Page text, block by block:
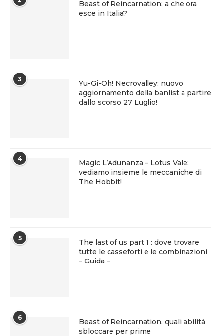
Beast of Reincarnation: a che ora
esce in Italia?
3
Yu-Gi-Oh! Necrovalley: nuovo
aggiornamento della banlist a partire
dallo scorso 27 Luglio!
4
Magic L’Adunanza – Lotus Vale:
vediamo insieme le meccaniche di
The Hobbit!
5
The last of us part 1 : dove trovare
tutte le casseforti e le combinazioni
– Guida –
6
Beast of Reincarnation, quali abilità
sbloccare per prime